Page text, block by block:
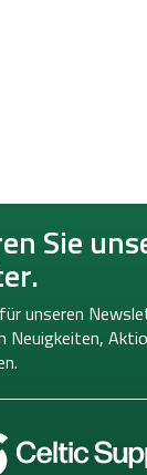
Sie
unseren
Neuigkeiten,